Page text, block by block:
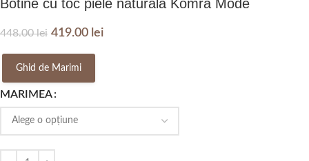
Botine cu toc piele naturala Komra Mode
448.00lei 419.00 lei
Ghid de Marimi
MARIMEA